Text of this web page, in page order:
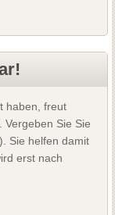
haben, freut
Vergeben Sie Sie
Sie helfen damit
erst nach